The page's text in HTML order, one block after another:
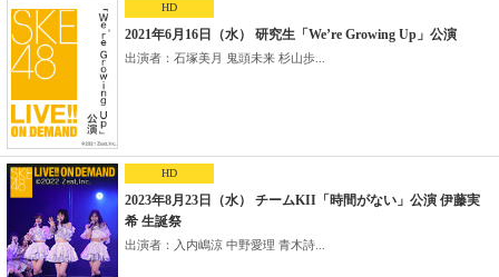
HD
2021年6月16日（水） 研究生「We’re Growing Up」公演
出演者：石塚美月 鬼頭未来 杉山歩...
HD
2023年8月23日（水） チームKII「時間がない」公演 伊藤実
希 生誕祭
出演者：入内嶋涼 中野愛理 青木詩...